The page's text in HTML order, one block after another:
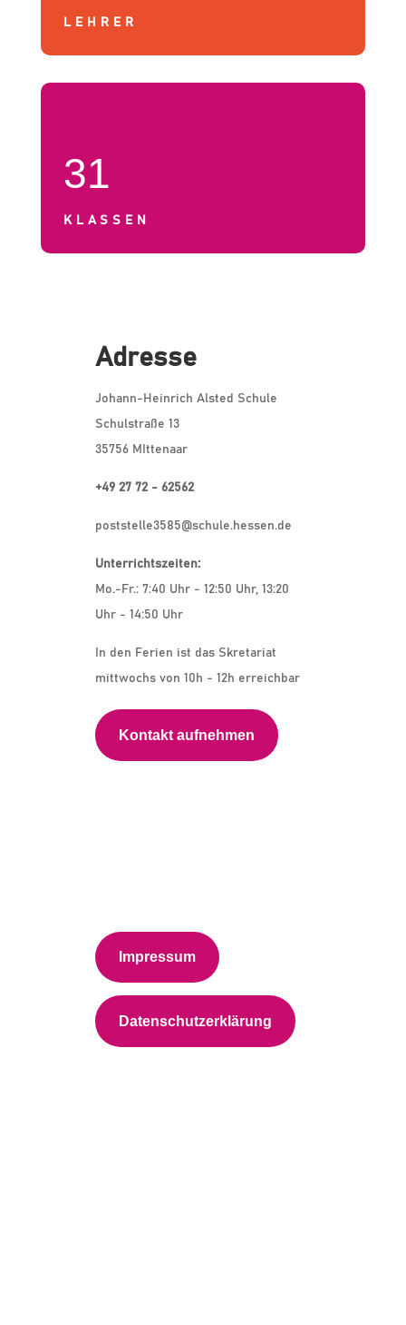
LEHRER
31
KLASSEN
Adresse
Johann-Heinrich Alsted Schule
Schulstraße 13
35756 MIttenaar
+49 27 72 - 62562
poststelle3585@schule.hessen.de
Unterrichtszeiten:
Mo.-Fr.: 7:40 Uhr - 12:50 Uhr, 13:20
Uhr - 14:50 Uhr
In den Ferien ist das Skretariat
mittwochs von 10h - 12h erreichbar
Kontakt aufnehmen
Impressum
Datenschutzerklärung